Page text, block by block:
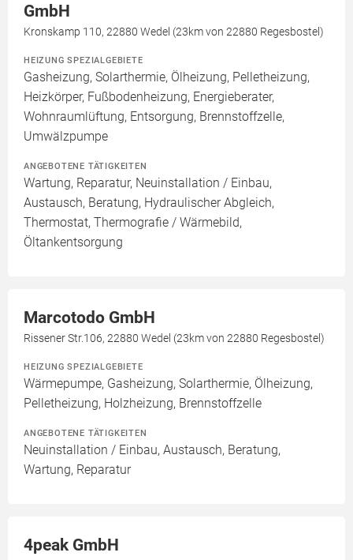
GmbH
Kronskamp 110, 22880 Wedel (23km von 22880 Regesbostel)
HEIZUNG SPEZIALGEBIETE
Gasheizung, Solarthermie, Ölheizung, Pelletheizung,
Heizkörper, Fußbodenheizung, Energieberater,
Wohnraumlüftung, Entsorgung, Brennstoffzelle,
Umwälzpumpe
ANGEBOTENE TÄTIGKEITEN
Wartung, Reparatur, Neuinstallation / Einbau,
Austausch, Beratung, Hydraulischer Abgleich,
Thermostat, Thermografie / Wärmebild,
Öltankentsorgung
Marcotodo GmbH
Rissener Str.106, 22880 Wedel (23km von 22880 Regesbostel)
HEIZUNG SPEZIALGEBIETE
Wärmepumpe, Gasheizung, Solarthermie, Ölheizung,
Pelletheizung, Holzheizung, Brennstoffzelle
ANGEBOTENE TÄTIGKEITEN
Neuinstallation / Einbau, Austausch, Beratung,
Wartung, Reparatur
4peak GmbH